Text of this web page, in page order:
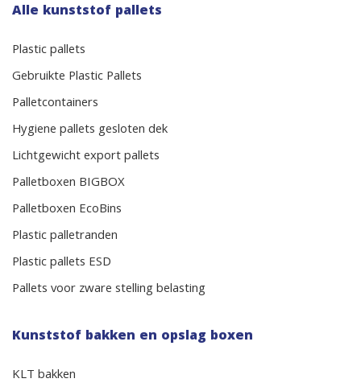
Alle kunststof pallets
Plastic pallets
Gebruikte Plastic Pallets
Palletcontainers
Hygiene pallets gesloten dek
Lichtgewicht export pallets
Palletboxen BIGBOX
Palletboxen EcoBins
Plastic palletranden
Plastic pallets ESD
Pallets voor zware stelling belasting
Kunststof bakken en opslag boxen
KLT bakken